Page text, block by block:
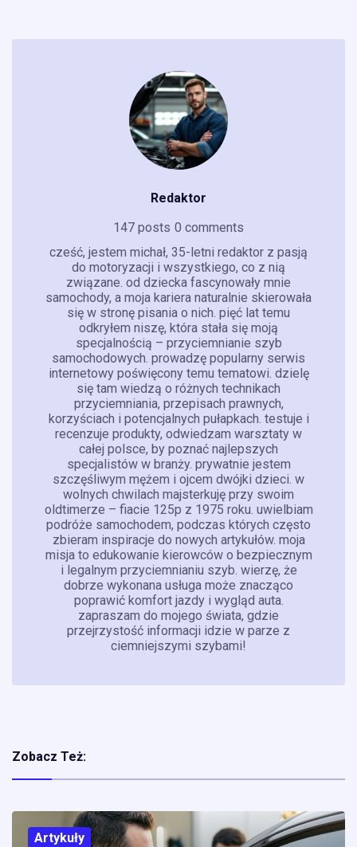
Redaktor
147 posts 0 comments
cześć, jestem michał, 35-letni redaktor z pasją
do motoryzacji i wszystkiego, co z nią
związane. od dziecka fascynowały mnie
samochody, a moja kariera naturalnie skierowała
się w stronę pisania o nich. pięć lat temu
odkryłem niszę, która stała się moją
specjalnością – przyciemnianie szyb
samochodowych. prowadzę popularny serwis
internetowy poświęcony temu tematowi. dzielę
się tam wiedzą o różnych technikach
przyciemniania, przepisach prawnych,
korzyściach i potencjalnych pułapkach. testuje i
recenzuje produkty, odwiedzam warsztaty w
całej polsce, by poznać najlepszych
specjalistów w branży. prywatnie jestem
szczęśliwym mężem i ojcem dwójki dzieci. w
wolnych chwilach majsterkuję przy swoim
oldtimerze – fiacie 125p z 1975 roku. uwielbiam
podróże samochodem, podczas których często
zbieram inspiracje do nowych artykułów. moja
misja to edukowanie kierowców o bezpiecznym
i legalnym przyciemnianiu szyb. wierzę, że
dobrze wykonana usługa może znacząco
poprawić komfort jazdy i wygląd auta.
zapraszam do mojego świata, gdzie
przejrzystość informacji idzie w parze z
ciemniejszymi szybami!
Zobacz Też:
Artykuły